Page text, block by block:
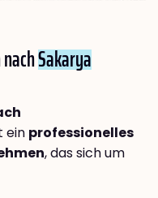
Sakarya
ein professionelles
, das sich um